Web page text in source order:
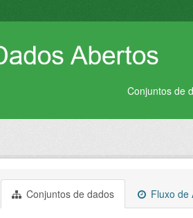
Conjuntos de
Conjuntos de dados Fluxo de